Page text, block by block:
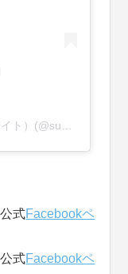
スーパーデリバリー（卸・仕入れサイト）(@superdelivery_media)がシェアした投稿
式Facebookペ
式Facebookペ